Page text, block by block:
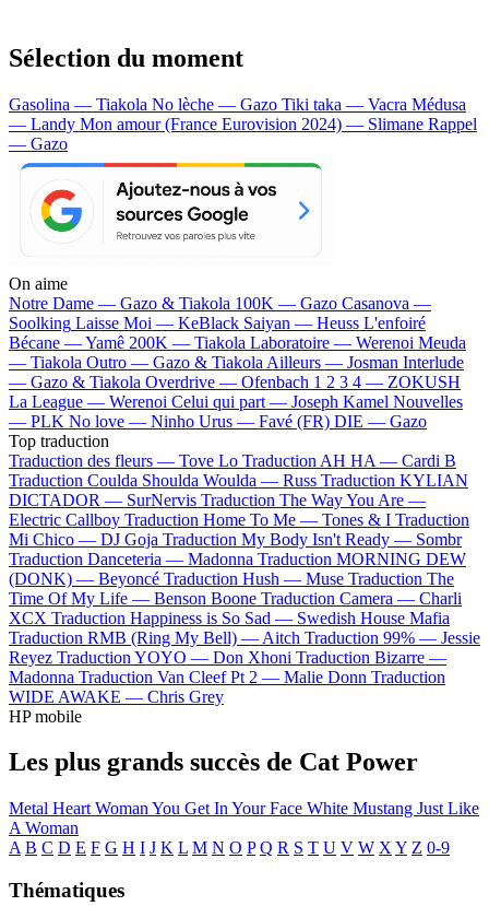
Sélection du moment
Gasolina — Tiakola No lèche — Gazo Tiki taka — Vacra Médusa
— Landy Mon amour (France Eurovision 2024) — Slimane Rappel
— Gazo
On aime
Notre Dame — Gazo & Tiakola 100K — Gazo Casanova —
Soolking Laisse Moi — KeBlack Saiyan — Heuss L'enfoiré
Bécane —Yamê 200K — Tiakola Laboratoire — Werenoi Meuda
— Tiakola Outro — Gazo & Tiakola Ailleurs — Josman Interlude
— Gazo & Tiakola Overdrive — Ofenbach 1 2 3 4 — ZOKUSH
La League — Werenoi Celui qui part — Joseph Kamel Nouvelles
— PLK No love — Ninho Urus — Favé (FR) DIE — Gazo
Top traduction
Traduction des fleurs — Tove Lo Traduction AH HA — Cardi B
Traduction Coulda Shoulda Woulda — Russ Traduction KYLIAN
DICTADOR — SurNervis Traduction The Way You Are —
Electric Callboy Traduction Home To Me — Tones & I Traduction
Mi Chico — DJ Goja Traduction My Body Isn't Ready — Sombr
Traduction Danceteria — Madonna Traduction MORNING DEW
(DONK) — Beyoncé Traduction Hush — Muse Traduction The
Time Of My Life — Benson Boone Traduction Camera — Charli
XCX Traduction Happiness is So Sad — Swedish House Mafia
Traduction RMB (Ring My Bell) — Aitch Traduction 99% — Jessie
Reyez Traduction YOYO — Don Xhoni Traduction Bizarre —
Madonna Traduction Van Cleef Pt 2 — Malie Donn Traduction
WIDE AWAKE — Chris Grey
HP mobile
Les plus grands succès de Cat Power
Metal Heart Woman You Get In Your Face White Mustang Just Like
A Woman
A B C D E F G H I J K L M N O P Q R S T U V W X Y Z 0-9
Thématiques